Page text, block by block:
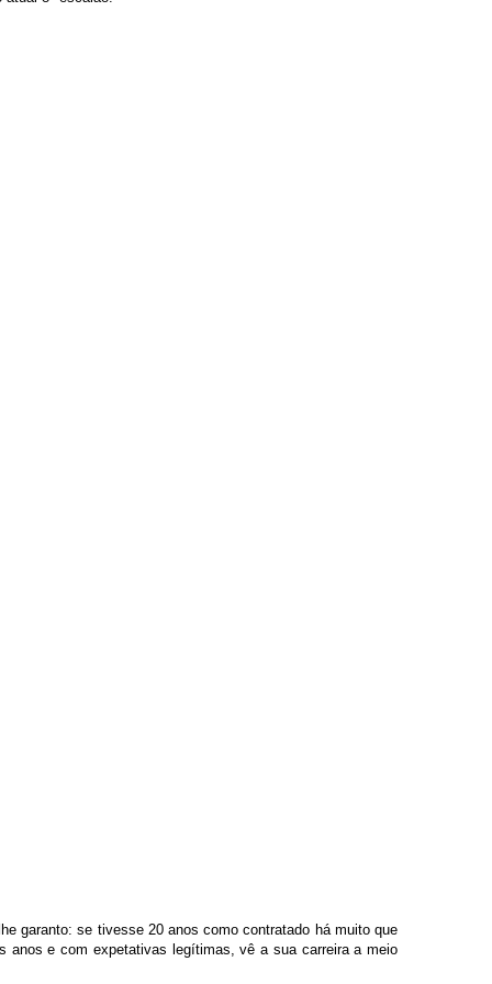
garanto: se tivesse 20 anos como contratado há muito que
anos e com expetativas legítimas, vê a sua carreira a meio